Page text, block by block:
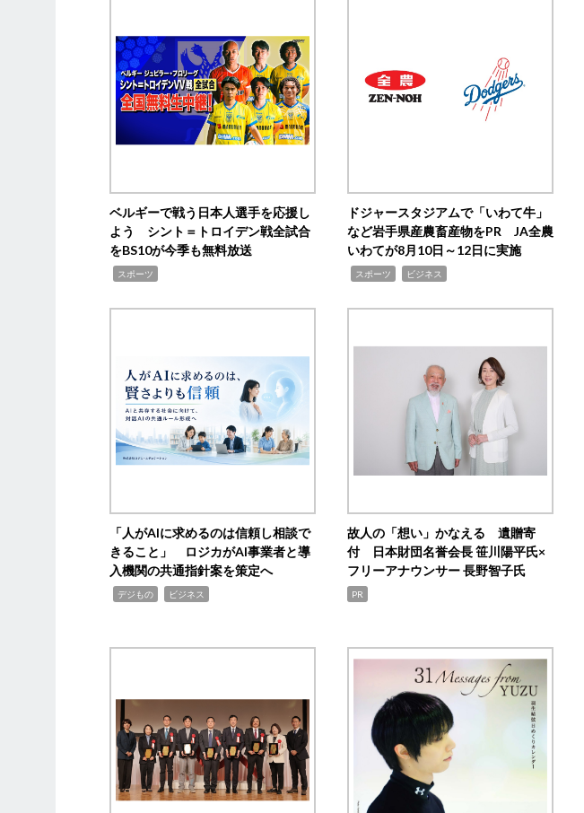
ベルギーで戦う日本人選手を応援し
よう シント＝トロイデン戦全試合
をBS10が今季も無料放送
スポーツ
ドジャースタジアムで「いわて牛」
など岩手県産農畜産物をPR JA全農
いわてが8月10日～12日に実施
スポーツ ビジネス
「人がAIに求めるのは信頼し相談で
きること」 ロジカがAI事業者と導
入機関の共通指針案を策定へ
デジもの ビジネス
故人の「想い」かなえる 遺贈寄
付 日本財団名誉会長 笹川陽平氏×
フリーアナウンサー 長野智子氏
PR